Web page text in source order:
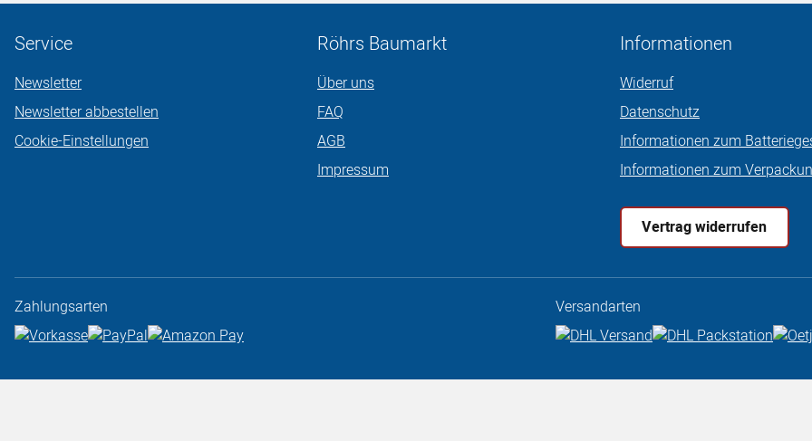
Service
Newsletter
Newsletter abbestellen
Cookie-Einstellungen
Röhrs Baumarkt
Über uns
FAQ
AGB
Impressum
Informationen
Widerruf
Datenschutz
Informationen zum
Informationen zum
Vertrag widerrufen
Zahlungsarten Versandarten